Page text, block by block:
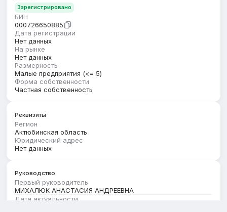
Зарегистрировано
БИН
000726650885
Дата регистрации
Нет данных
На рынке
Нет данных
Размерность
Малые предприятия (<= 5)
Форма собственности
Частная собственность
Реквизиты
Регион
Актюбинская область
Юридический адрес
Нет данных
Руководство
Первый руководитель
МИХАЛЮК АНАСТАСИЯ АНДРЕЕВНА
Дата актуальности